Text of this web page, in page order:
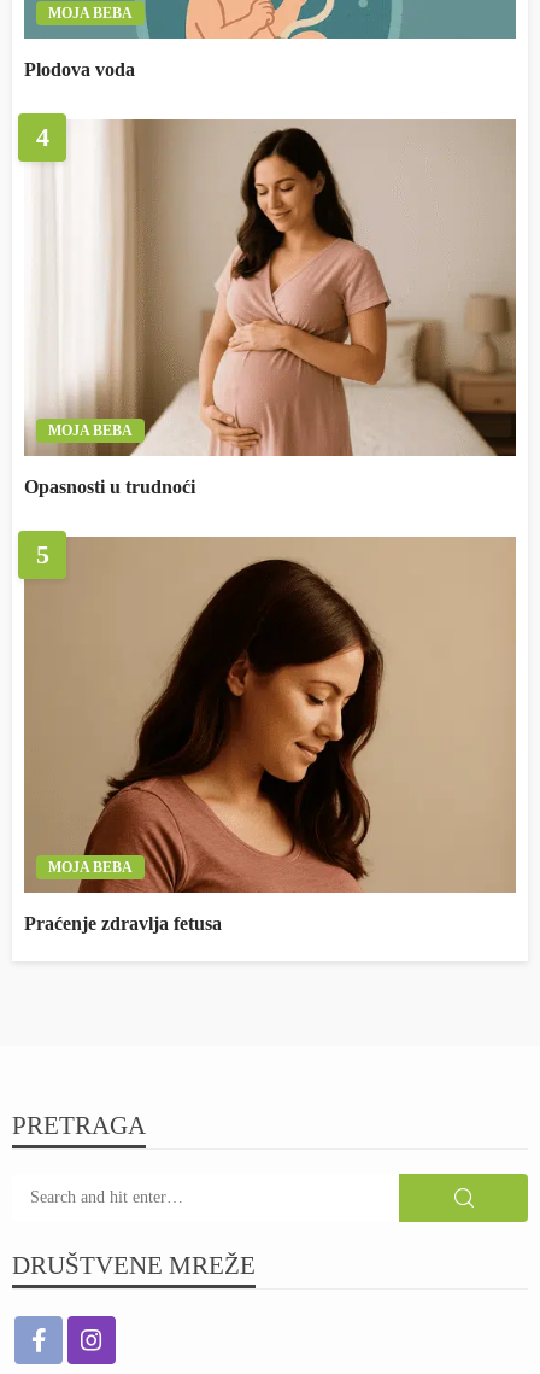
MOJA BEBA
Plodova voda
4
MOJA BEBA
Opasnosti u trudnoći
5
MOJA BEBA
Praćenje zdravlja fetusa
PRETRAGA
DRUŠTVENE MREŽE